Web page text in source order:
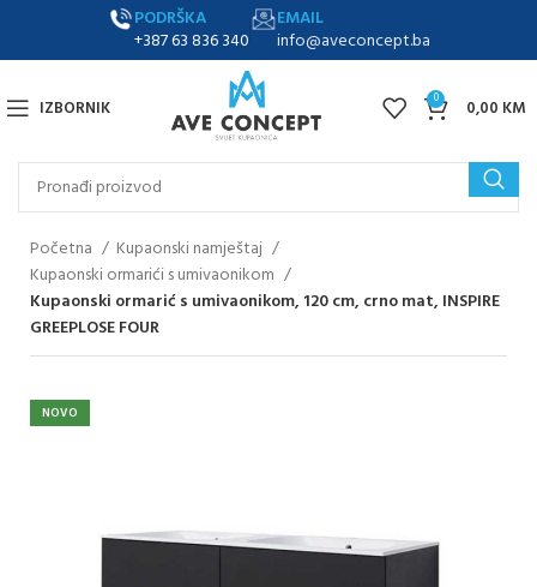
PODRŠKA
+387 63 836 340
EMAIL
info@aveconcept.ba
IZBORNIK 0 0,00 KM
Početna
Kupaonski namještaj
Kupaonski ormarići s umivaonikom
Kupaonski ormarić s umivaonikom, 120 cm, crno mat, INSPIRE
GREEPLOSE FOUR
NOVO